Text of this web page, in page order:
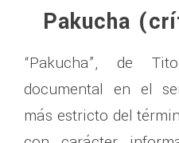
Pakucha
“Pakucha”, de
documental en el
más estricto del